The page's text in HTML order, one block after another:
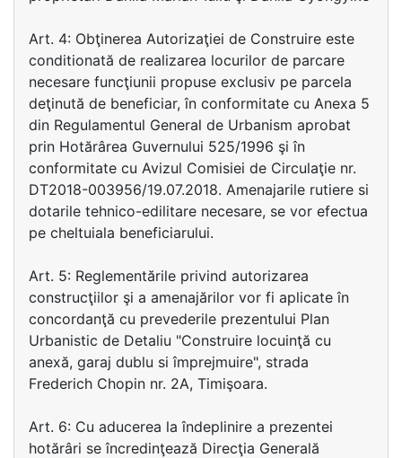
Art. 4: Obţinerea Autorizaţiei de Construire este
conditionată de realizarea locurilor de parcare
necesare funcţiunii propuse exclusiv pe parcela
deţinută de beneficiar, în conformitate cu Anexa 5
din Regulamentul General de Urbanism aprobat
prin Hotărârea Guvernului 525/1996 şi în
conformitate cu Avizul Comisiei de Circulaţie nr.
DT2018-003956/19.07.2018. Amenajarile rutiere si
dotarile tehnico-edilitare necesare, se vor efectua
pe cheltuiala beneficiarului.
Art. 5: Reglementările privind autorizarea
construcţiilor şi a amenajărilor vor fi aplicate în
concordanţă cu prevederile prezentului Plan
Urbanistic de Detaliu "Construire locuinţă cu
anexă, garaj dublu si împrejmuire", strada
Frederich Chopin nr. 2A, Timişoara.
Art. 6: Cu aducerea la îndeplinire a prezentei
hotărâri se încredinţează Direcţia Generală